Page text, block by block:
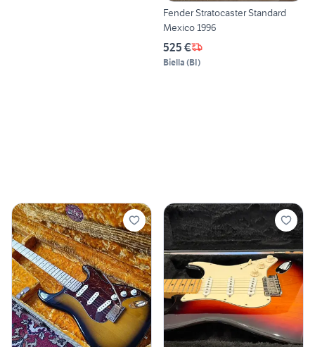
Fender Stratocaster Standard
Mexico 1996
525 €
Biella (BI)